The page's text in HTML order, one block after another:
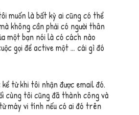
muốn là bất kỳ ai cũng có thể
không cần phải có người thân
một bạn nói là có cách nào
gọi để active một … cái gì đó
từ khi tôi nhận được email đó.
cùng tôi cũng đã thành công và
máy vi tính nếu có ai đó trên